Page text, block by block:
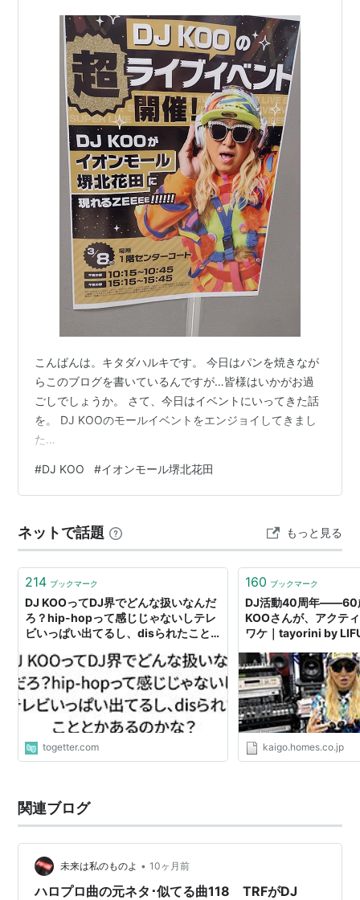
こんばんは。キタダハルキです。 今日はパンを焼きなが
らこのブログを書いているんですが…皆様はいかがお過
ごしでしょうか。 さて、今日はイベントにいってきた話
を。 DJ KOOのモールイベントをエンジョイしてきまし
た…
#DJ KOO #イオンモール堺北花田
ネットで話題 もっと見る
214 ブックマーク
DJ KOOってDJ界でどんな扱いなんだ
ろ？hip-hopって感じじゃないしテレ
ビいっぱい出てるし、disられたこと
togetter.com
160 ブックマーク
DJ活動40周年――60
KOOさんが、アクテ
ワケ｜tayorini by
kaigo.homes.co.jp
関連ブログ
未来は私のものよ • 10ヶ月前
ハロプロ曲の元ネタ･似てる曲118 TRFがDJ